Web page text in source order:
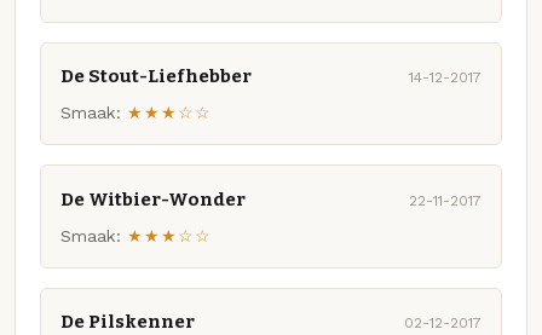
De Stout-Liefhebber 14-12-2017
Smaak: ★★★☆☆
De Witbier-Wonder 22-11-2017
Smaak: ★★★☆☆
De Pilskenner 02-12-2017